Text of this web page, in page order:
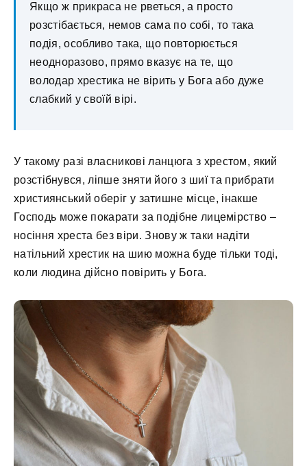
Якщо ж прикраса не рветься, а просто
розстібається, немов сама по собі, то така
подія, особливо така, що повторюється
неодноразово, прямо вказує на те, що
володар хрестика не вірить у Бога або дуже
слабкий у своїй вірі.
У такому разі власникові ланцюга з хрестом, який
розстібнувся, ліпше зняти його з шиї та прибрати
християнський оберіг у затишне місце, інакше
Господь може покарати за подібне лицемірство –
носіння хреста без віри. Знову ж таки надіти
натільний хрестик на шию можна буде тільки тоді,
коли людина дійсно повірить у Бога.